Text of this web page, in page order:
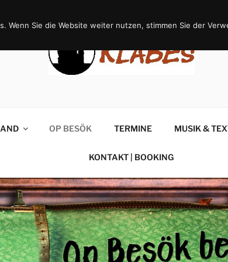
OP BESÖK TERMINE MUSIK &
KONTAKT | BOOKING
Wenn Sie die Website weiter nutzen, stimmen Sie der